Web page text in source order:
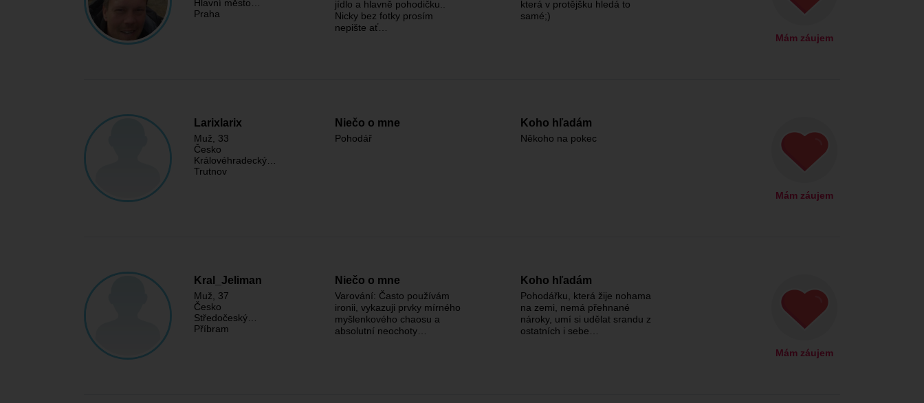
Hlavní město…
Praha
jídlo a hlavně pohodičku..
Nicky bez fotky prosím
nepište ať…
která v protějšku hledá to
samé;)
Mám záujem
Larixlarix
Muž , 33
Česko
Královéhradecký…
Trutnov
Niečo o mne
Pohodář
Koho hľadám
Někoho na pokec
Mám záujem
Kral_Jeliman
Muž , 37
Česko
Středočeský…
Příbram
Niečo o mne
Varování: Často používám
ironii, vykazuji prvky mírného
myšlenkového chaosu a
absolutní neochoty…
Koho hľadám
Pohodářku, která žije nohama
na zemi, nemá přehnané
nároky, umí si udělat srandu z
ostatních i sebe…
Mám záujem